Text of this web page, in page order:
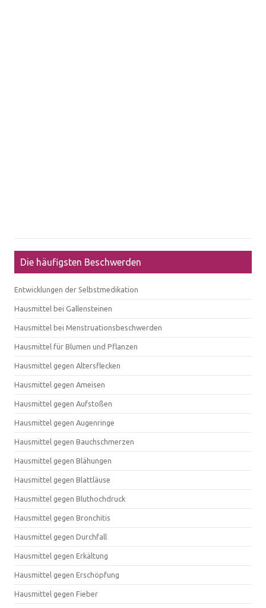
Die häufigsten Beschwerden
Entwicklungen der Selbstmedikation
Hausmittel bei Gallensteinen
Hausmittel bei Menstruationsbeschwerden
Hausmittel für Blumen und Pflanzen
Hausmittel gegen Altersflecken
Hausmittel gegen Ameisen
Hausmittel gegen Aufstoßen
Hausmittel gegen Augenringe
Hausmittel gegen Bauchschmerzen
Hausmittel gegen Blähungen
Hausmittel gegen Blattläuse
Hausmittel gegen Bluthochdruck
Hausmittel gegen Bronchitis
Hausmittel gegen Durchfall
Hausmittel gegen Erkältung
Hausmittel gegen Erschöpfung
Hausmittel gegen Fieber